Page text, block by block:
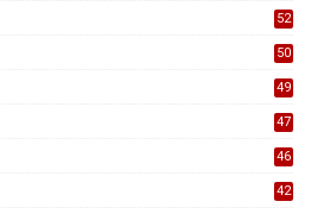
52
50
49
47
46
42